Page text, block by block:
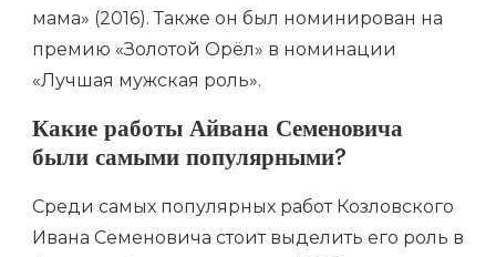
мама» (2016). Также он был номинирован на
премию «Золотой Орёл» в номинации
«Лучшая мужская роль».
Какие работы Айвана Семеновича
были самыми популярными?
Среди самых популярных работ Козловского
Ивана Семеновича стоит выделить его роль в